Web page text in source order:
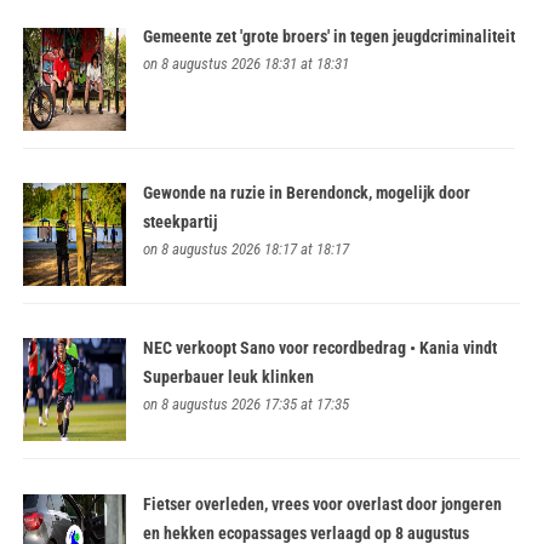
Gemeente zet 'grote broers' in tegen jeugdcriminaliteit
on 8 augustus 2026 18:31 at 18:31
Gewonde na ruzie in Berendonck, mogelijk door
steekpartij
on 8 augustus 2026 18:17 at 18:17
NEC verkoopt Sano voor recordbedrag • Kania vindt
Superbauer leuk klinken
on 8 augustus 2026 17:35 at 17:35
Fietser overleden, vrees voor overlast door jongeren
en hekken ecopassages verlaagd op 8 augustus